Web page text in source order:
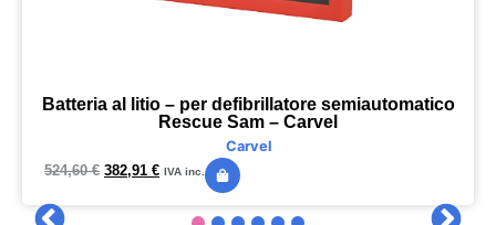
Batteria al litio – per defibrillatore semiautomatico
Rescue Sam – Carvel
Carvel
524,60€ 382,91 € IVA inc.